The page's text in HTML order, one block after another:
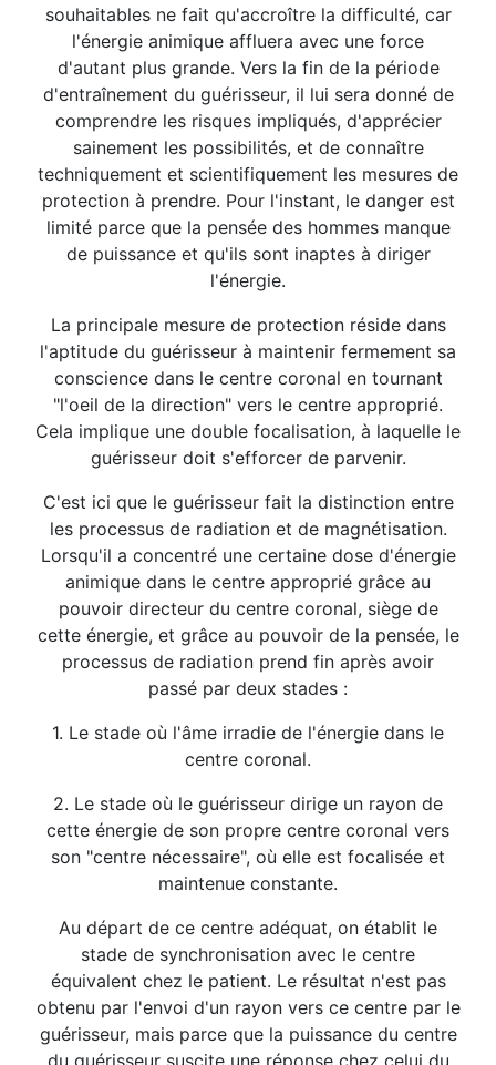
souhaitables ne fait qu'accroître la difficulté, car
l'énergie animique affluera avec une force
d'autant plus grande. Vers la fin de la période
d'entraînement du guérisseur, il lui sera donné de
comprendre les risques impliqués, d'apprécier
sainement les possibilités, et de connaître
techniquement et scientifiquement les mesures de
protection à prendre. Pour l'instant, le danger est
limité parce que la pensée des hommes manque
de puissance et qu'ils sont inaptes à diriger
l'énergie.
La principale mesure de protection réside dans
l'aptitude du guérisseur à maintenir fermement sa
conscience dans le centre coronal en tournant
"l'oeil de la direction" vers le centre approprié.
Cela implique une double focalisation, à laquelle le
guérisseur doit s'efforcer de parvenir.
C'est ici que le guérisseur fait la distinction entre
les processus de radiation et de magnétisation.
Lorsqu'il a concentré une certaine dose d'énergie
animique dans le centre approprié grâce au
pouvoir directeur du centre coronal, siège de
cette énergie, et grâce au pouvoir de la pensée, le
processus de radiation prend fin après avoir
passé par deux stades :
1. Le stade où l'âme irradie de l'énergie dans le
centre coronal.
2. Le stade où le guérisseur dirige un rayon de
cette énergie de son propre centre coronal vers
son "centre nécessaire", où elle est focalisée et
maintenue constante.
Au départ de ce centre adéquat, on établit le
stade de synchronisation avec le centre
équivalent chez le patient. Le résultat n'est pas
obtenu par l'envoi d'un rayon vers ce centre par le
guérisseur, mais parce que la puissance du centre
du guérisseur suscite une réponse chez celui du